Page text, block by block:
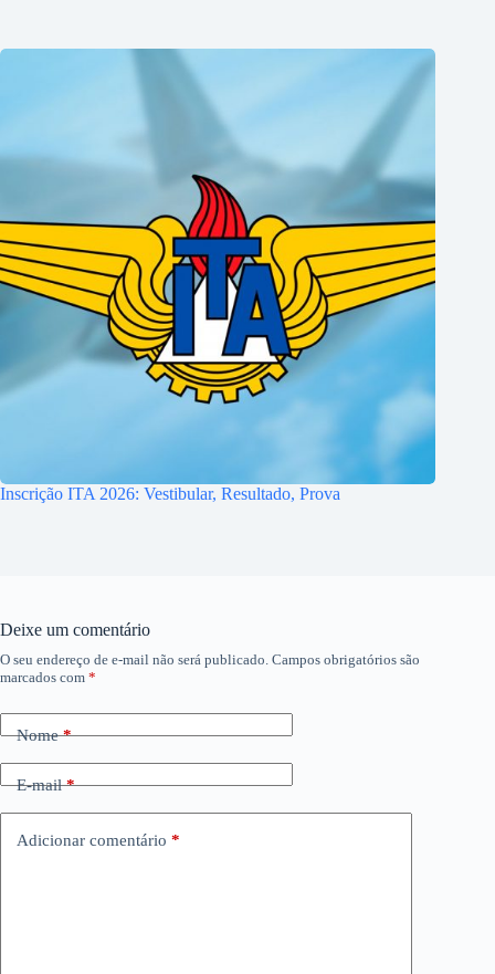
Inscrição ITA 2026: Vestibular, Resultado, Prova
Deixe um comentário
O seu endereço de e-mail não será publicado. Campos obrigatórios são
marcados com *
Nome*
E-mail*
Adicionar comentário *